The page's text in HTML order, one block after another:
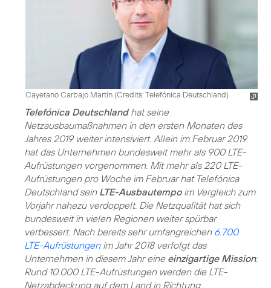
Cayetano Carbajo Martín (Credits: Telefónica Deutschland)
Telefónica Deutschlandhat seine
Netzausbaumaßnahmen in den ersten Monaten des
Jahres 2019 weiter intensiviert. Allein im Februar 2019
hat das Unternehmen bundesweit mehr als 900 LTE-
Aufrüstungen vorgenommen. Mit mehr als 220 LTE-
Aufrüstungen pro Woche im Februar hat Telefónica
Deutschland sein LTE-Ausbautempoim Vergleich zum
Vorjahr nahezu verdoppelt. Die Netzqualität hat sich
bundesweit in vielen Regionen weiter spürbar
verbessert. Nach bereits sehr umfangreichen 6.700
LTE-Aufrüstungenim Jahr 2018 verfolgt das
Unternehmen in diesem Jahr eine einzigartige Mission:
Rund 10.000 LTE-Aufrüstungen werden die LTE-
Netzabdeckung auf dem Land in Richtung